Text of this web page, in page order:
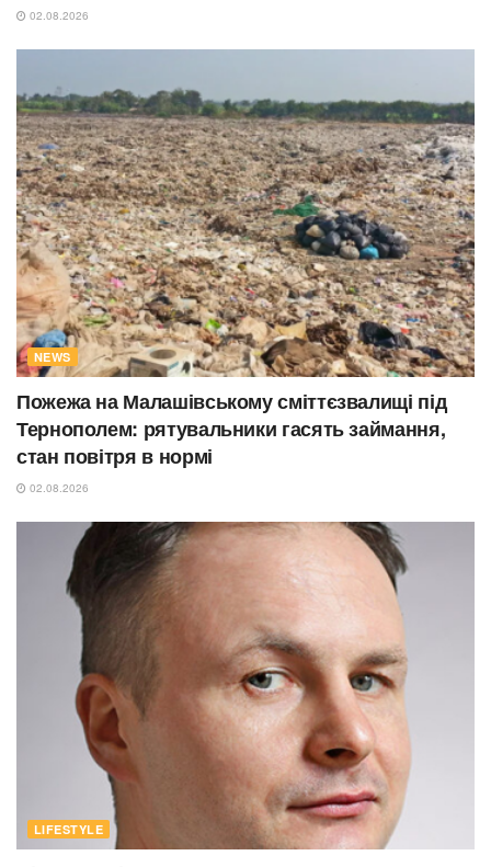
02.08.2026
NEWS
Пожежа на Малашівському сміттєзвалищі під
Тернополем: рятувальники гасять займання,
стан повітря в нормі
02.08.2026
LIFESTYLE